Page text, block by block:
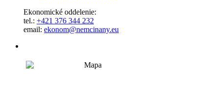
Ekonomické oddelenie:
tel.: +421 376 344 232
email: ekonom@nemcinany.eu